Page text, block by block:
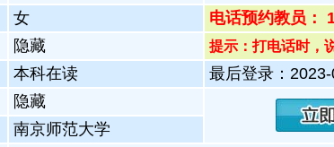
女
电话预约教员：
隐藏 提示：打电话时，
本科在读
最后登录：
隐藏
南京师范大学